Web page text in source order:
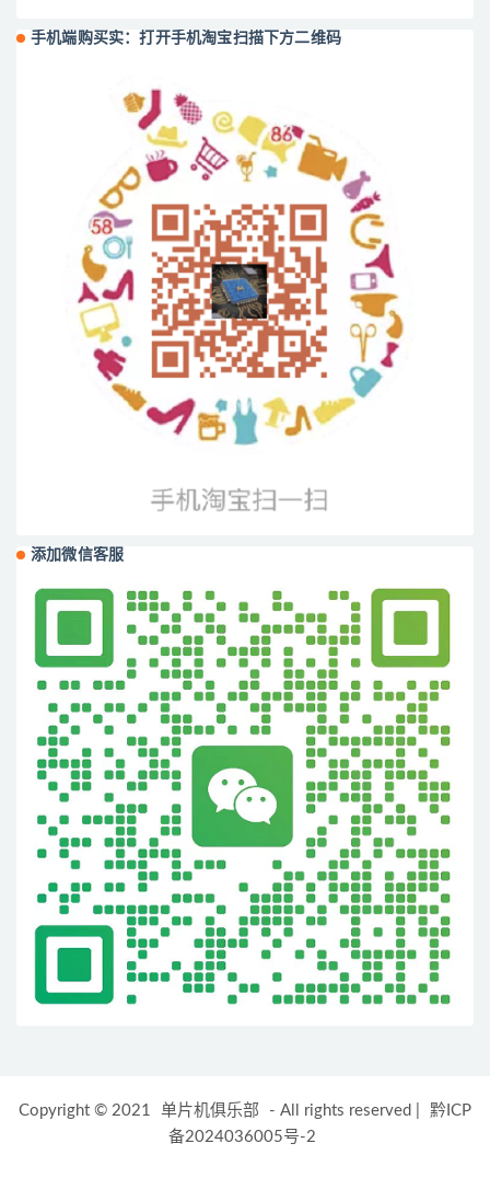
手机端购买实：打开手机淘宝扫描下方二维码
添加微信客服
Copyright © 2021 单片机俱乐部 - All rights reserved
黔ICP
备2024036005号-2